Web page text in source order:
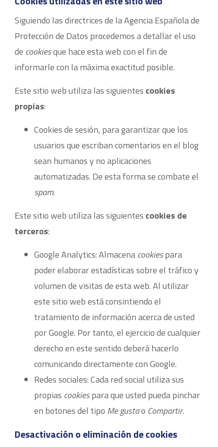
Siguiendo las directrices de la Agencia Española de
Protección de Datos procedemos a detallar el uso
de cookiesque hace esta web con el fin de
informarle con la máxima exactitud posible.
Este sitio web utiliza las siguientes cookies
propias:
Cookies de sesión, para garantizar que los
usuarios que escriban comentarios en el blog
sean humanos y no aplicaciones
automatizadas. De esta forma se combate el
spam.
Este sitio web utiliza las siguientes cookies de
terceros:
Google Analytics: Almacenacookiespara
poder elaborar estadísticas sobre el tráfico y
volumen de visitas de esta web. Al utilizar
este sitio web está consintiendo el
tratamiento de información acerca de usted
por Google. Por tanto, el ejercicio de cualquier
derecho en este sentido deberá hacerlo
comunicando directamente con Google.
Redes sociales: Cada red social utiliza sus
propias cookiespara que usted pueda pinchar
en botones del tipo Me gustao Compartir.
Desactivación o eliminación de cookies